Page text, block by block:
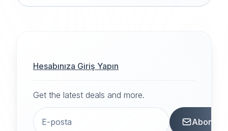
Hesabınıza Giriş Yapın
Get the latest deals and more.
Abone